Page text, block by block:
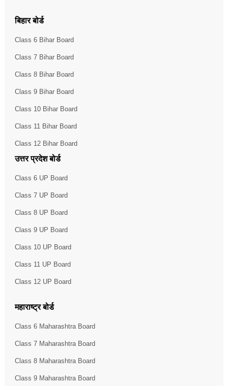
बिहार बोर्ड
Class 6 Bihar Board
Class 7 Bihar Board
Class 8 Bihar Board
Class 9 Bihar Board
Class 10 Bihar Board
Class 11 Bihar Board
Class 12 Bihar Board
उत्तर प्रदेश बोर्ड
Class 6 UP Board
Class 7 UP Board
Class 8 UP Board
Class 9 UP Board
Class 10 UP Board
Class 11 UP Board
Class 12 UP Board
महाराष्ट्र बोर्ड
Class 6 Maharashtra Board
Class 7 Maharashtra Board
Class 8 Maharashtra Board
Class 9 Maharashtra Board